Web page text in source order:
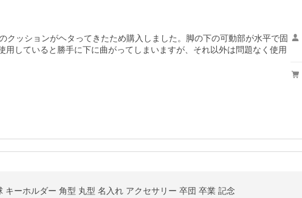
クッションがヘタってきたため購入しました。脚の下の可動部が水平で固
用していると勝手に下に曲がってしまいますが、それ以外は問題なく使用
キーホルダー 角型 丸型 名入れ アクセサリー 卒団 卒業 記念